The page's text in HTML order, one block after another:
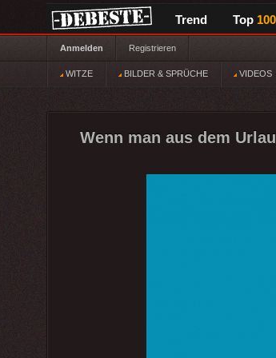
Trend Top 100
Anmelden Registrieren
WITZE BILDER & SPRÜCHE VIDEOS
Wenn man aus dem